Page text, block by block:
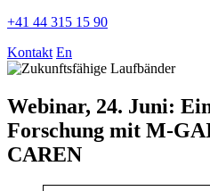
+41 44 315 15 90
Kontakt En
Webinar, 24. Juni:
Forschung mit M-
CAREN